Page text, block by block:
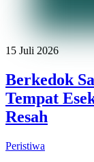
15 Juli 2026
Berkedok
Tempat
Resah
Peristiwa